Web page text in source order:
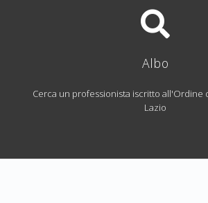
Albo
Cerca un professionista iscritto all'Ordine
Lazio